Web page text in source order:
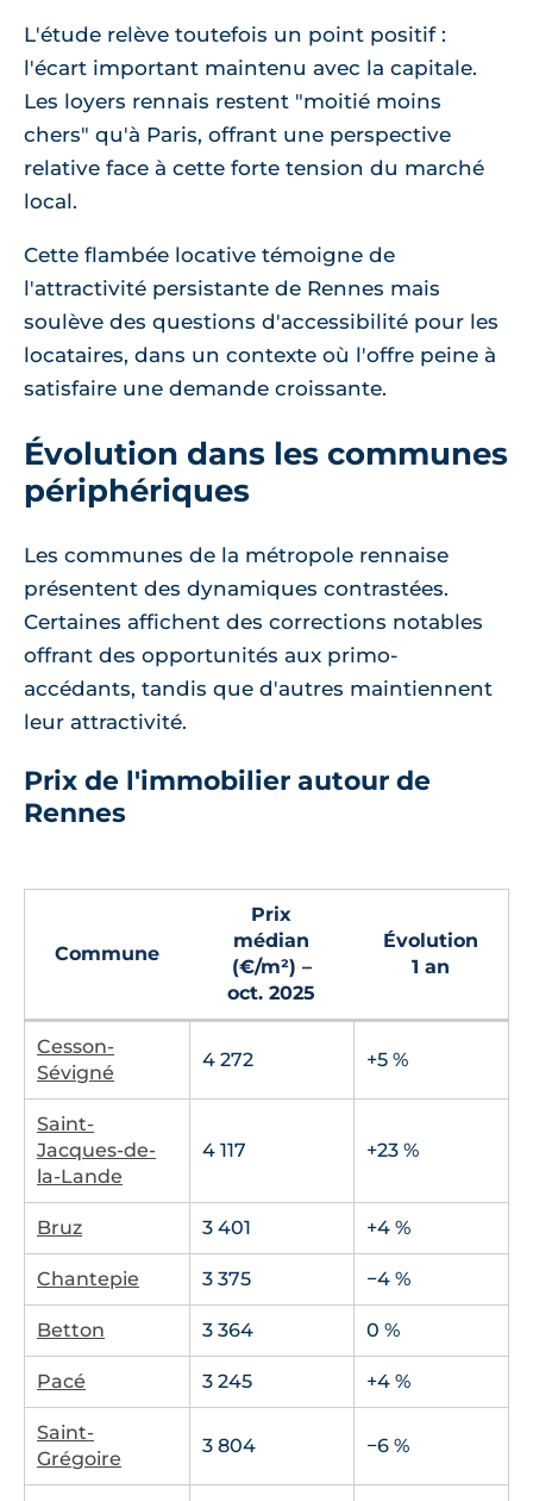
L'étude relève toutefois un point positif :
l'écart important maintenu avec la capitale.
Les loyers rennais restent "moitié moins
chers" qu'à Paris, offrant une perspective
relative face à cette forte tension du marché
local.
Cette flambée locative témoigne de
l'attractivité persistante de Rennes mais
soulève des questions d'accessibilité pour les
locataires, dans un contexte où l'offre peine à
satisfaire une demande croissante.
Évolution dans les communes
périphériques
Les communes de la métropole rennaise
présentent des dynamiques contrastées.
Certaines affichent des corrections notables
offrant des opportunités aux primo-
accédants, tandis que d'autres maintiennent
leur attractivité.
Prix de l'immobilier autour de
Rennes
Commune
Prix
médian
(€/m²) –
oct. 2025
Évolution
1 an
Cesson-
Sévigné
4 272 +5 %
Saint-
Jacques-de-
la-Lande
4 117 +23 %
Bruz 3 401 +4 %
Chantepie 3 375 −4 %
Betton 3 364 0 %
Pacé 3 245 +4 %
Saint-
Grégoire
3 804 −6 %